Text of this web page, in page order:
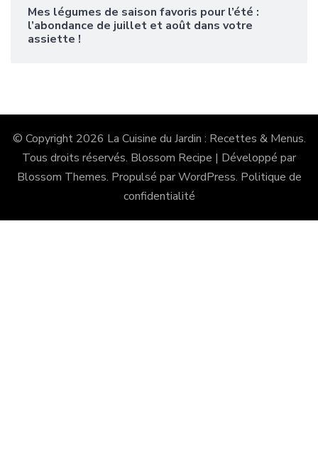
Mes légumes de saison favoris pour l’été :
l’abondance de juillet et août dans votre
assiette !
© Copyright 2026 La Cuisine du Jardin : Recettes & Menus.
Tous droits réservés. Blossom Recipe | Développé par
Blossom Themes. Propulsé parWordPress. Politique de
confidentialité